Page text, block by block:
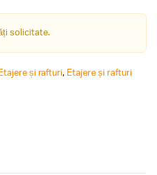
solicitate.
Etajere și rafturi, Etajere și rafturi